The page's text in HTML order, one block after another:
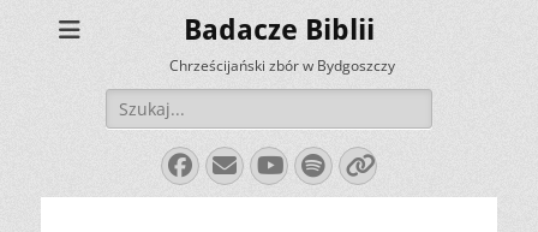
Badacze Biblii
Chrześcijański zbór w Bydgoszczy
Szukaj:
Facebook
E-
mail
YouTube
Spotify
Link